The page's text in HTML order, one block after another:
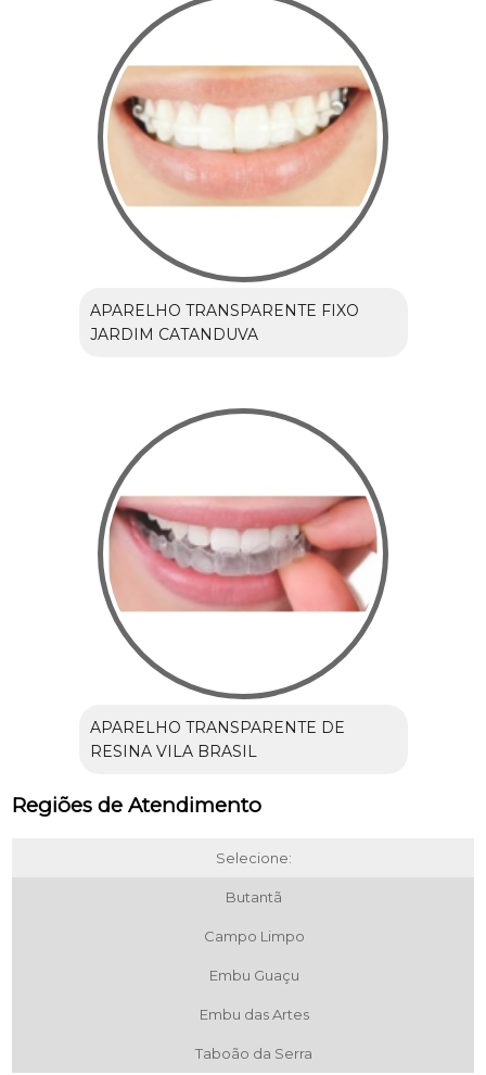
APARELHO TRANSPARENTE FIXO
JARDIM CATANDUVA
APARELHO TRANSPARENTE DE
RESINA VILA BRASIL
Regiões de Atendimento
Selecione:
Butantã
Campo Limpo
Embu Guaçu
Embu das Artes
Taboão da Serra